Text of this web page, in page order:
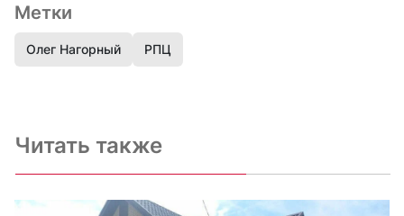
Метки
Олег Нагорный РПЦ
Читать также